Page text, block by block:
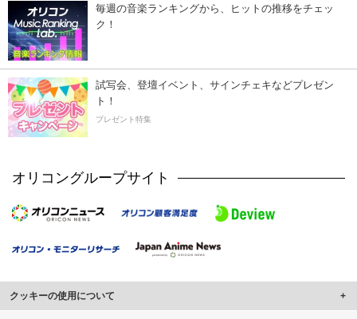
毎週の音楽ランキングから、ヒットの推移をチェッ
ク！
試写会、登壇イベント、サインチェキなどプレゼン
ト！
プレゼント特集
オリコングループサイト
クッキーの使用について